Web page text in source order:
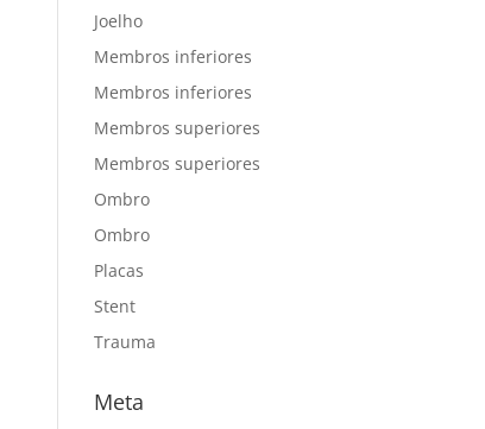
Joelho
Membros inferiores
Membros inferiores
Membros superiores
Membros superiores
Ombro
Ombro
Placas
Stent
Trauma
Meta